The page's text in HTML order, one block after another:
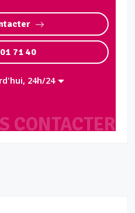
CONTACTER
71 40
24h/24